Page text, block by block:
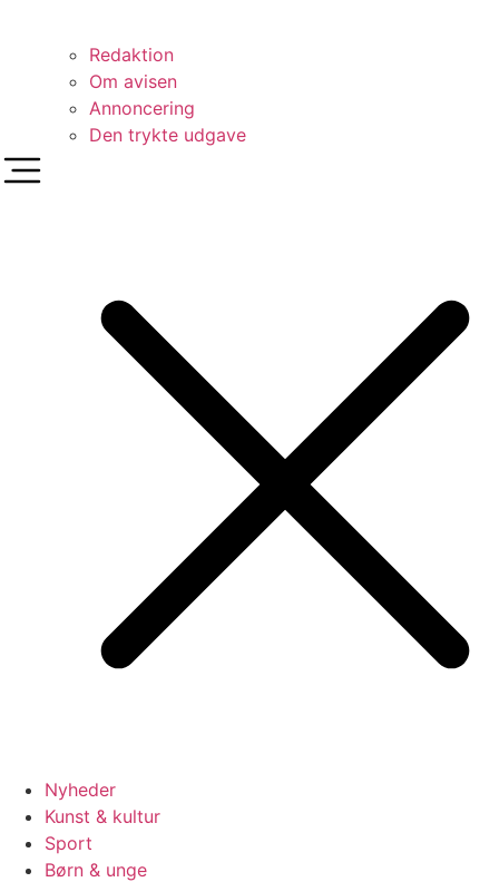
Redaktion
Om avisen
Annoncering
Den trykte udgave
Nyheder
Kunst & kultur
Sport
Børn & unge